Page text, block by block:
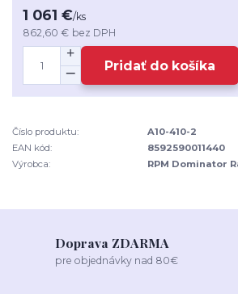
1 061 €/ks
862,60 € bez DPH
Pridať do košíka
Číslo produktu:
A10-410-2
EAN kód:
8592590011440
Výrobca:
RPM Dominator
Doprava ZDARMA
pre objednávky nad 80€